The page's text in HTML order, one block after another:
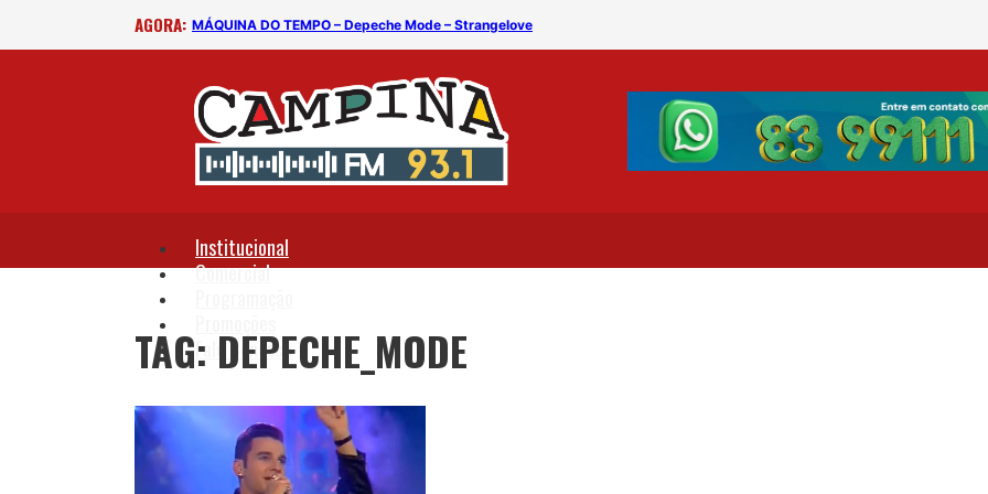
AGORA: MÁQUINA DO TEMPO – Depeche Mode – Strangelove
Institucional
Comercial
Fale Conosco
TAG: DEPECHE_MODE